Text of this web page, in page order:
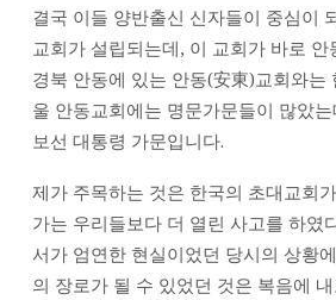
결국 이들 양반출신 신자들이 중심이
교회가 설립되는데, 이 교회가 바로 안
경북 안동에 있는 안동(安東)교회와는
울 안동교회에는 명문가문들이 많았
보선 대통령 가문입니다.
제가 주목하는 것은 한국의 초대교회
가는 우리들보다 더 열린 사고를 하였
서가 엄연한 현실이었던 당시의 상황
의 장로가 될 수 있었던 것은 복음에